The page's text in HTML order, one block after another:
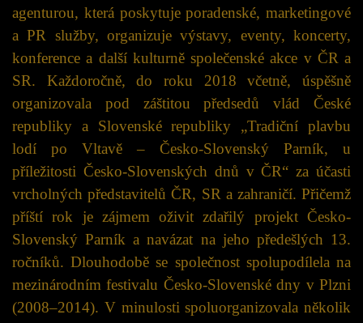
agenturou, která poskytuje poradenské, marketingové
a PR služby, organizuje výstavy, eventy, koncerty,
konference a další kulturně společenské akce v ČR a
SR. Každoročně, do roku 2018 včetně, úspěšně
organizovala pod záštitou předsedů vlád České
republiky a Slovenské republiky „Tradiční plavbu
lodí po Vltavě – Česko-Slovenský Parník, u
příležitosti Česko-Slovenských dnů v ČR“ za účasti
vrcholných představitelů ČR, SR a zahraničí. Přičemž
příští rok je zájmem oživit zdařilý projekt Česko-
Slovenský Parník a navázat na jeho předešlých 13.
ročníků. Dlouhodobě se společnost spolupodílela na
mezinárodním festivalu Česko-Slovenské dny v Plzni
(2008–2014). V minulosti spoluorganizovala několik